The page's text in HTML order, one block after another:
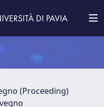
(Proceeding)